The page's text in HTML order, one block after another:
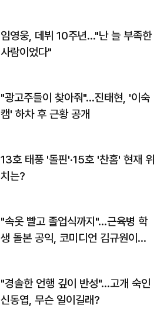
임영웅, 데뷔 10주년…"난 늘 부족한
사람이었다"
"광고주들이 찾아줘"…진태현, '이숙
캠' 하차 후 근황 공개
13호 태풍 '돌핀'·15호 '찬홈' 현재 위
치는?
"속옷 빨고 졸업식까지"…근육병 학
생 돌본 공익, 코미디언 김규원이었
"경솔한 언행 깊이 반성"…고개 숙인
신동엽, 무슨 일이길래?